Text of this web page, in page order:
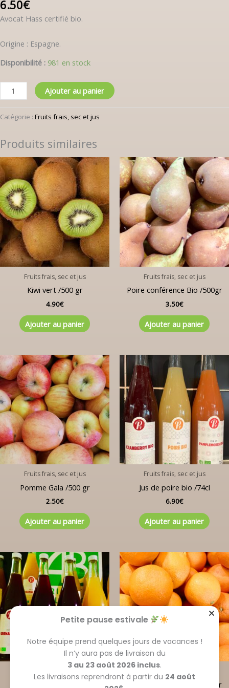
6.50€
Avocat Hass certifié bio.
Origine : Espagne.
Disponibilité : 981 en stock
Ajouter au panier
Catégorie : Fruits frais, sec et jus
Produits similaires
Fruits frais, sec et jus
Kiwi vert /500 gr
4.90€
Ajouter au panier
Fruits frais, sec et jus
Poire conférence Bio /500gr
3.50€
Ajouter au panier
Fruits frais, sec et jus
Pomme Gala /500 gr
2.50€
Ajouter au panier
Fruits frais, sec et jus
Jus de poire bio /74cl
6.90€
Ajouter au panier
Orange de table bio /500 gr
Petite pause estivale
Notre équipe prend quelques jours de vacances !
Il n’y aura pas de livraison du
3 au 23 août 2026 inclus.
Les livraisons reprendront à partir du 24 août